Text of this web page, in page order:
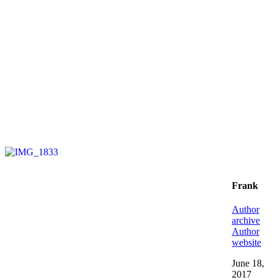
Frank
Author
archive
Author
website
June 18,
2017